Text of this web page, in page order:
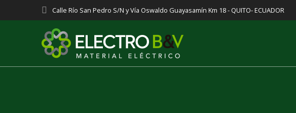
al
Calle Río San Pedro S/N y Vía Oswaldo Guayasamín Km 18 - QUITO- ECUADOR